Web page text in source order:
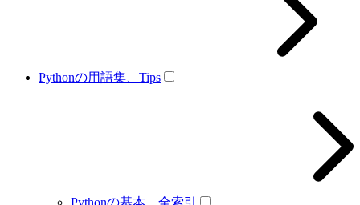
Pythonの用語集、Tips
Pythonの基本、全索引